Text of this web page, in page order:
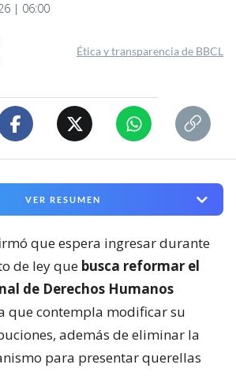
| 06:00
Ética y transparencia de BBCL
VER RESUMEN
que espera ingresar durante
de ley que busca reformar el
de Derechos Humanos
que contempla modificar su
además de eliminar la
para presentar querellas